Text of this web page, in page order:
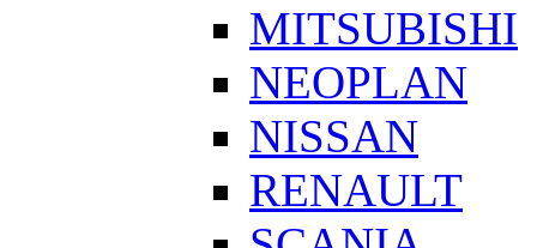
MITSUBISHI
NEOPLAN
NISSAN
RENAULT